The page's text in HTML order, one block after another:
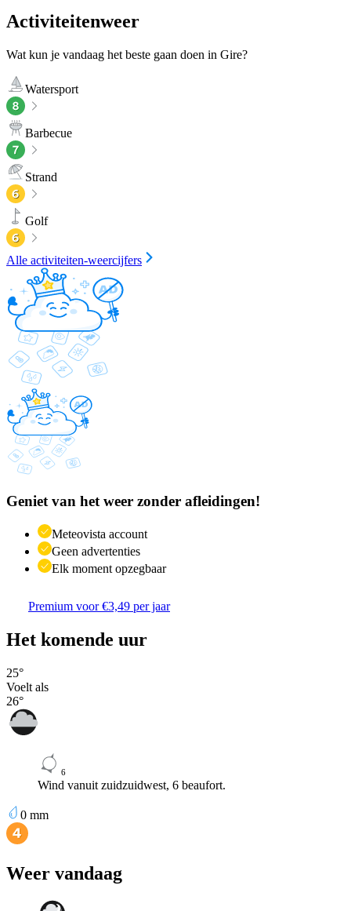
Activiteitenweer
Wat kun je vandaag het beste gaan doen in Gire?
Watersport
Barbecue
Strand
Golf
Alle activiteiten-weercijfers
Geniet van het weer zonder afleidingen!
Meteovista account
Geen advertenties
Elk moment opzegbaar
Premium voor €3,49 per jaar
Het komende uur
25°
Voelt als
26°
6
Wind vanuit zuidzuidwest, 6 beaufort.
0 mm
Weer vandaag